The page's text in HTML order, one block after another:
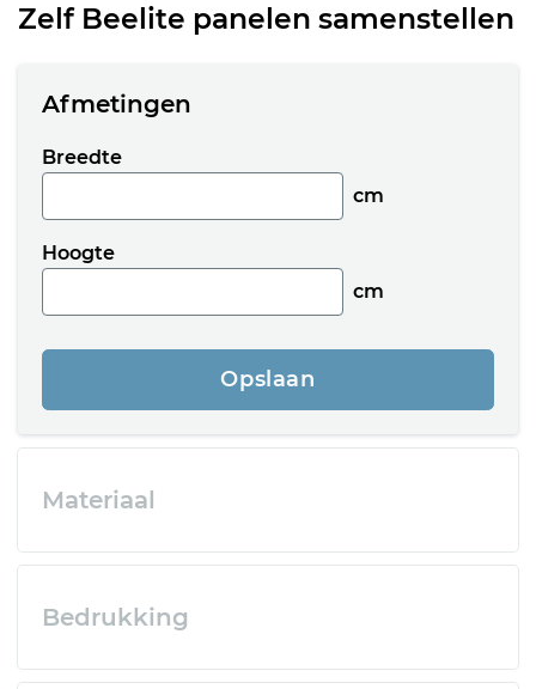
Zelf Beelite panelen samenstellen
Afmetingen
Breedte
cm
Hoogte
cm
Opslaan
Materiaal
Bedrukking